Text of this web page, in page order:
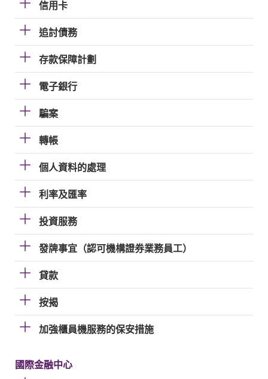
信用卡
追討債務
存款保障計劃
電子銀行
騙案
轉帳
個人資料的處理
利率及匯率
投資服務
發牌事宜（認可機構證券業務員工）
貸款
按揭
加強櫃員機服務的保安措施
國際金融中心